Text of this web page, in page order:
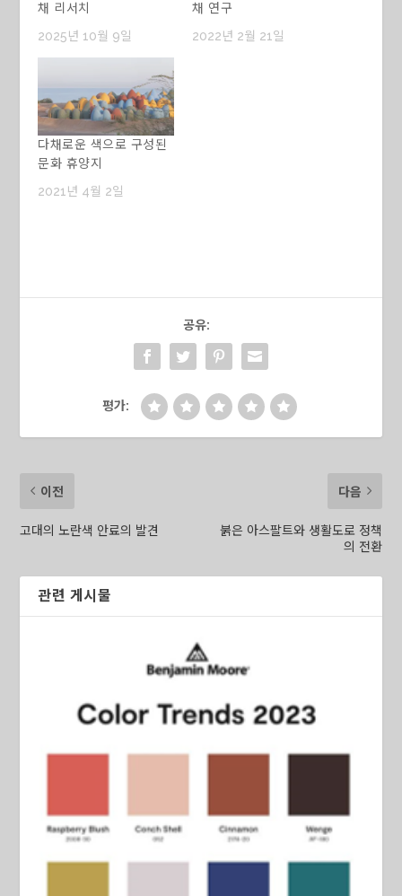
채 리서치
2025년 10월 9일
채 연구
2022년 2월 21일
다채로운 색으로 구성된
문화 휴양지
2021년 4월 2일
공유:
평가:
이전
고대의 노란색 안료의 발견
다음
붉은 아스팔트와 생활도로 정책
의 전환
관련 게시물